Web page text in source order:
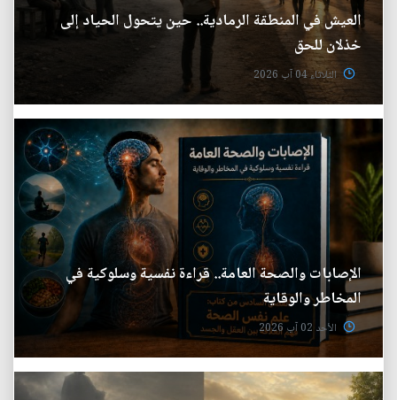
العيش في المنطقة الرمادية.. حين يتحول الحياد إلى
خذلان للحق
الثلاثاء 04 آب 2026
الإصابات والصحة العامة.. قراءة نفسية وسلوكية في
المخاطر والوقاية
الأحد 02 آب 2026